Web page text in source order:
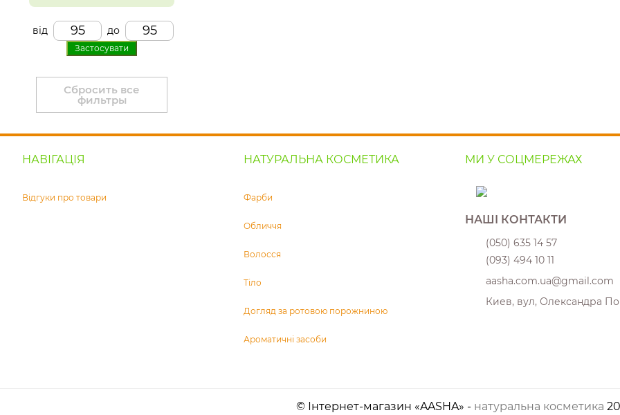
від до
Застосувати
Сбросить все
фильтры
НАВІГАЦІЯ
Відгуки про товари
НАТУРАЛЬНА КОСМЕТИКА
Фарби
Обличчя
Волосся
Тіло
Догляд за ротовою порожниною
Ароматичні засоби
МИ У СОЦМЕРЕЖАХ
НАШІ КОНТАКТИ
(050) 635 14 57
(093) 494 10 11
aasha.com.ua@gmail.com
Киев, вул, Олександра
© Інтернет-магазин «AASHA» - натуральна косметика